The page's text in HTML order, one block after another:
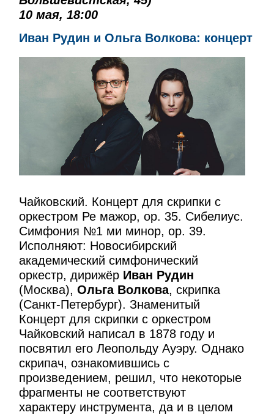
10 мая, 18:00
Иван Рудин и Ольга Волкова: концерт
Чайковский. Концерт для скрипки с
оркестром Ре мажор, op. 35. Сибелиус.
Симфония №1 ми минор, op. 39.
Исполняют: Новосибирский
академический симфонический
оркестр, дирижёр Иван Рудин
(Москва),Ольга Волкова, скрипка
(Санкт-Петербург). Знаменитый
Концерт для скрипки с оркестром
Чайковский написал в 1878 году и
посвятил его Леопольду Ауэру. Однако
скрипач, ознакомившись с
произведением, решил, что некоторые
фрагменты не соответствуют
характеру инструмента, да и в целом